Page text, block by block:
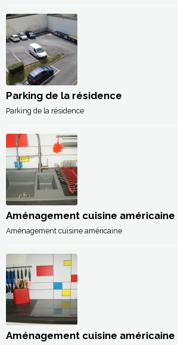
Parking de la résidence
Parking de la résidence
Aménagement cuisine américaine
Aménagement cuisine américaine
Aménagement cuisine américaine